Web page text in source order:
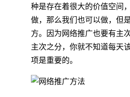
种是存在着很大的价值空间
做，那么我们也可以做，但
方。因为网络推广也要有主
主次之分，你就不知道每天
项是重要的。